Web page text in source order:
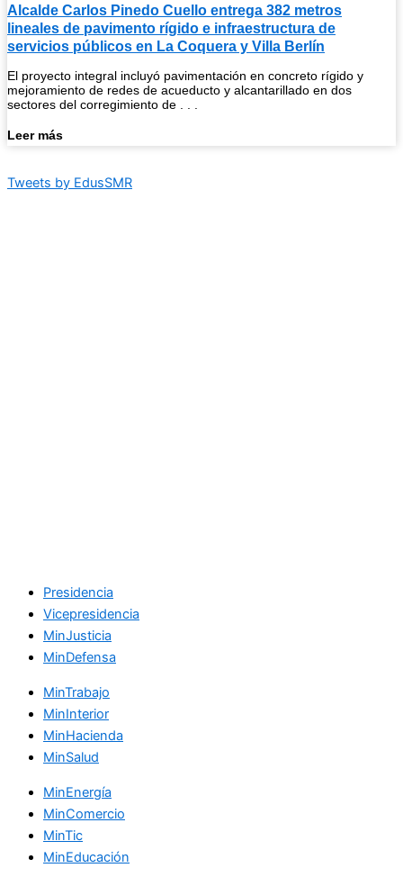
Alcalde Carlos Pinedo Cuello entrega 382 metros
lineales de pavimento rígido e infraestructura de
servicios públicos en La Coquera y Villa Berlín
El proyecto integral incluyó pavimentación en concreto rígido y
mejoramiento de redes de acueducto y alcantarillado en dos
sectores del corregimiento de . . .
Leer más
Tweets by EdusSMR
Presidencia
Vicepresidencia
MinJusticia
MinDefensa
MinTrabajo
MinInterior
MinHacienda
MinSalud
MinEnergía
MinComercio
MinTic
MinEducación